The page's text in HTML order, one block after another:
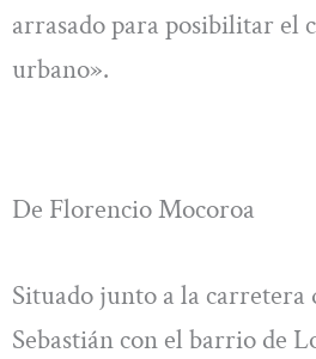
arrasado para posibilitar el
urbano».
De Florencio Mocoroa
Situado junto a la carretera
Sebastián con el barrio de